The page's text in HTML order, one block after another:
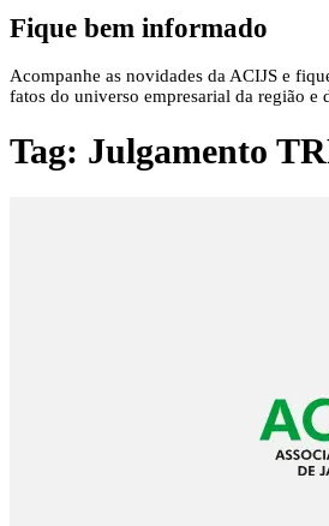
Fique bem informado
Acompanhe as novidades da ACIJS e
fatos do universo empresarial da região e
Tag: Julgamento